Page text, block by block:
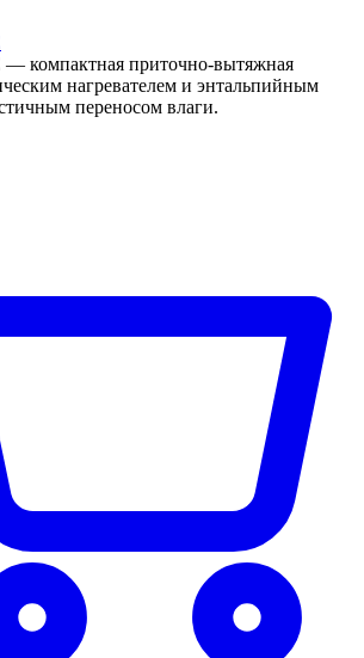
— компактная приточно-вытяжная
нагревателем и энтальпийным
переносом влаги.